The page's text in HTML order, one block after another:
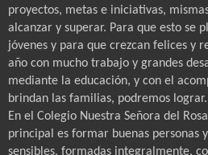
proyectos, metas e iniciativas,
alcanzar y superar. Para que esto se
jóvenes y para que crezcan felices y
año con mucho trabajo y grandes
mediante la educación, y con el
brindan las familias, podremos lograr.
En el Colegio Nuestra Señora del
principal es formar buenas personas
sensibles, formadas integralmente,